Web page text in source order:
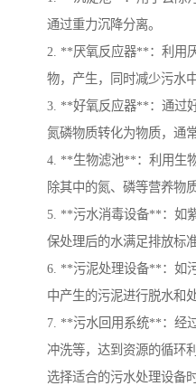
通过重力沉降分离。
2. **厌氧反应器**：利用
物，产生，同时减少污水
3. **好氧反应器**：通过
氮磷物质转化为物质，通
4. **生物滤池**：利用生
除其中的氮、磷等营养物质
5. **污水消毒设备**：如
保处理后的水满足排放标准
6. **污泥处理设备**：如
中产生的污泥进行脱水和处
7. **污水回用系统**：经
冲洗等，达到资源的循环利
选择适合的污水处理设备